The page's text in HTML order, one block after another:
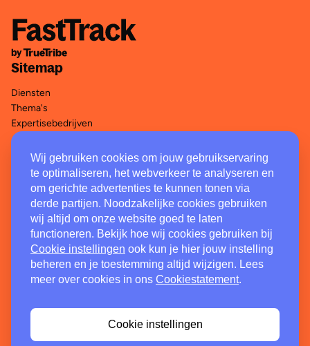
endit
Liberi Coaching
Shared Ambition
ZekerArbo
Kannick
Yet
Ergatis
Arbode
Falke & Verbaan
GRIP Budget & Coaching
Zorg van de Zaak Arbo
Sitemap
Diensten
Thema's
Expertisebedrijven
Legal
Disclaimer
Privacystatement
Cookiestatement
Klachtenregeling
Contact
3503 AH Utrecht
Wij gebruiken cookies om jouw gebruikservaring
te optimaliseren, het webverkeer te analyseren en
om gerichte advertenties te kunnen tonen via
derde partijen. Noodzakelijke cookies gebruiken
wij altijd om onze website goed te laten
functioneren. Bekijk hoe wij cookies gebruiken bij
Cookie instellingen ook kun je hier jouw instelling
beheren en je toestemming altijd wijzigen. Lees
meer over cookies in ons Cookiestatement.
Cookie instellingen